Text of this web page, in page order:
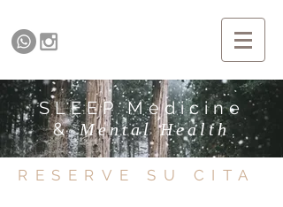
SLEEP Medicine
&Mental Health
RESERVE SU CITA